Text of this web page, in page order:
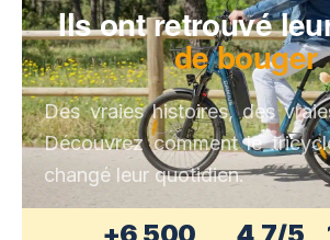
Ils ont retrouvé
de bouger
Des vraies histoires, des
Découvrez comment le
changé leur quotidien.